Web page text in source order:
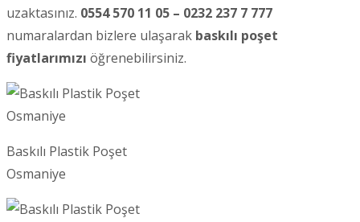
uzaktasınız. 0554 570 11 05 – 0232 237 7 777
numaralardan bizlere ulaşarak baskılı poşet
fiyatlarımızı öğrenebilirsiniz.
Baskılı Plastik Poşet
Osmaniye